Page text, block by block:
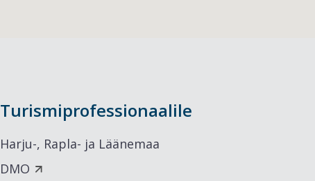
Turismiprofessionaalile
Harju-, Rapla- ja Läänemaa
DMO